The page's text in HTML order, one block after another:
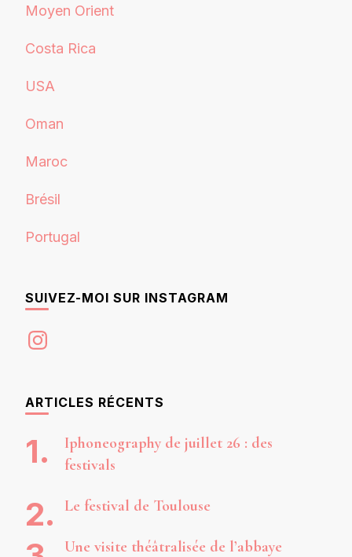
Moyen Orient
Costa Rica
USA
Oman
Maroc
Brésil
Portugal
SUIVEZ-MOI SUR INSTAGRAM
Instagram
ARTICLES RÉCENTS
Iphoneography de juillet 26 : des
festivals
Le festival de Toulouse
Une visite théâtralisée de l’abbaye